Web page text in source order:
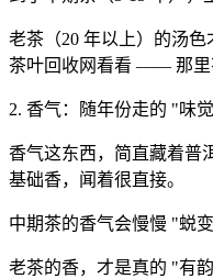
老茶（20 年以上）的汤
茶叶回收网看看 —— 那里
2. 香气：随年份走的 "味
香气这东西，简直藏着普
基础香，闻着很直接。
中期茶的香气会慢慢 "蜕
老茶的香，才是真的 "有